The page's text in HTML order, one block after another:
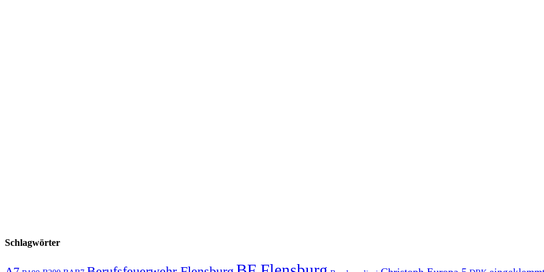
Schlagwörter